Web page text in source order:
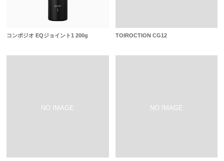
コンポジオ EQジョイント1 200g TOIROCTION CG12